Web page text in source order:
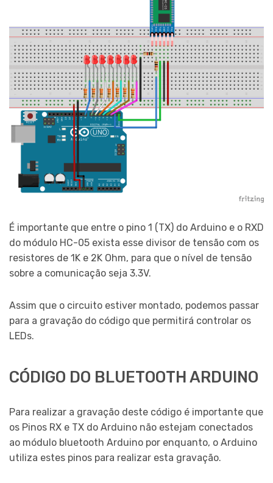
É importante que entre o pino 1 (TX) do Arduino e o RXD
do módulo HC-05 exista esse divisor de tensão com os
resistores de 1K e 2K Ohm, para que o nível de tensão
sobre a comunicação seja 3.3V.
Assim que o circuito estiver montado, podemos passar
para a gravação do código que permitirá controlar os
LEDs.
CÓDIGO DO BLUETOOTH ARDUINO
Para realizar a gravação deste código é importante que
os Pinos RX e TX do Arduino não estejam conectados
ao módulo bluetooth Arduino por enquanto, o Arduino
utiliza estes pinos para realizar esta gravação.